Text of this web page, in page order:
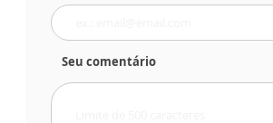
Seu comentário